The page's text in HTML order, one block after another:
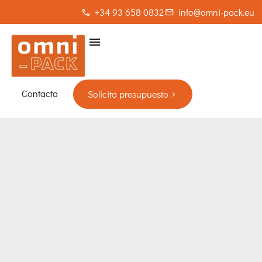
+34 93 658 0832 info@omni-pack.eu
Contacta Solicita presupuesto